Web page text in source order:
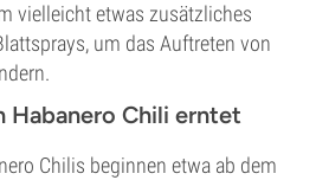
vielleicht etwas zusätzliches
um das Auftreten von
Habanero Chili erntet
Chilis beginnen etwa ab dem